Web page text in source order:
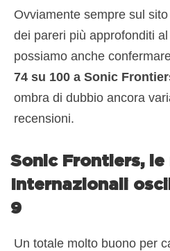
Ovviamente sempre sul
dei pareri più approfonditi
possiamo anche
74 su 100 a Sonic
ombra di dubbio ancora
recensioni.
Sonic Frontiers,
Internazionali
9
Un totale molto buono per